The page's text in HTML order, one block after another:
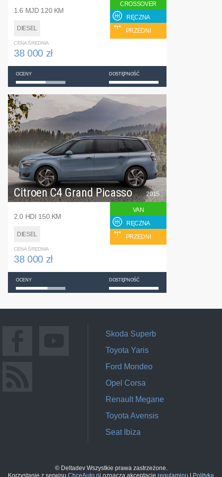
1.6 MJD 120 KM
DIESEL
CROSSOVER
RĘCZNA
PRZEDNI
CENA ŚREDNIA
38 000 zł
OCENY DOSTĘPNOŚĆ
Citroen C4 Grand Picasso
2.0 HDI 150 KM
DIESEL
2015
VAN
RĘCZNA
PRZEDNI
CENA ŚREDNIA
38 000 zł
OCENY DOSTĘPNOŚĆ
Skoda Superb
Toyota Yaris
Ford Mondeo
Opel Corsa
Renault Megane
Toyota Avensis
Seat Ibiza
© Deltadev Wszystkie prawa zastrzeżone.
Korzystanie z serwisu ChceAuto.pl oznacza akceptację regulaminu Polityka